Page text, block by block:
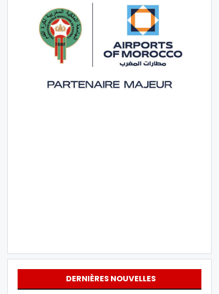
DERNIÈRES NOUVELLES